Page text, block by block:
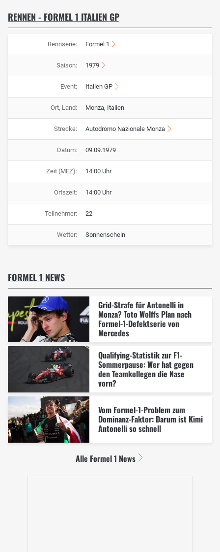
RENNEN - FORMEL 1 ITALIEN GP
Rennserie: Formel 1
Saison: 1979
Event: Italien GP
Ort, Land: Monza, Italien
Strecke: Autodromo Nazionale Monza
Datum: 09.09.1979
Zeit (MEZ): 14:00 Uhr
Ortszeit: 14:00 Uhr
Teilnehmer: 22
Wetter: Sonnenschein
FORMEL 1 NEWS
Grid-Strafe für Antonelli in
Monza? Toto Wolffs Plan nach
Formel-1-Defektserie von
Mercedes
Qualifying-Statistik zur F1-
Sommerpause: Wer hat gegen
den Teamkollegen die Nase
vorn?
Vom Formel-1-Problem zum
Dominanz-Faktor: Darum ist Kimi
Antonelli so schnell
Alle Formel 1 News